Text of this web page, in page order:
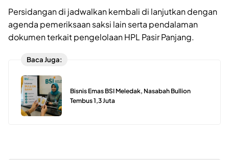
Persidangan di jadwalkan kembali di lanjutkan dengan
agenda pemeriksaan saksi lain serta pendalaman
dokumen terkait pengelolaan HPL Pasir Panjang.
Baca Juga:
Bisnis Emas BSI Meledak, Nasabah Bullion
Tembus 1,3 Juta